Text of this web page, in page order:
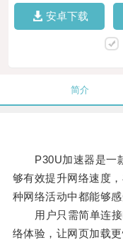
安卓下载
简介
P30U加速器是一款
够有效提升网络速度
种网络活动中都能够
用户只需简单连接
络体验，让网页加载